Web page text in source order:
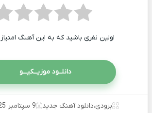
اولین نفری باشید که به این آهنگ
دانلــود موزیــکیـــو
بزودی،دانلود آهنگ جدید 9 سپتامبر 2025